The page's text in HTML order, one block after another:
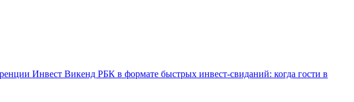
Инвест Викенд РБК в формате быстрых инвест-свиданий: когда гости в